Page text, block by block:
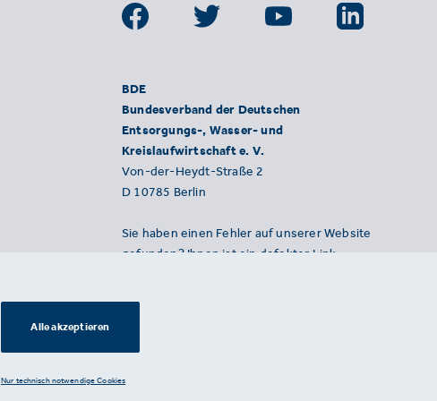
BDE
Bundesverband der Deutschen
Entsorgungs-, Wasser- und
Kreislaufwirtschaft e. V.
Von-der-Heydt-Straße 2
D 10785 Berlin
Sie haben einen Fehler auf unserer Website
gefunden? Ihnen ist ein defekter Link
Alle akzeptieren
Nur technisch notwendige Cookies